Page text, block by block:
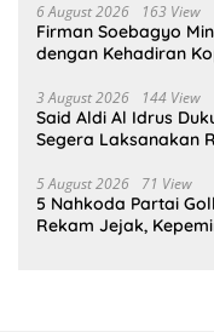
6 August 2026 163 View
Firman Soebagyo
dengan Kehadiran
3 August 2026 144 View
Said Aldi Al Idrus
Segera Laksanakan
5 August 2026 71 View
5 Nahkoda Partai
Rekam Jejak,